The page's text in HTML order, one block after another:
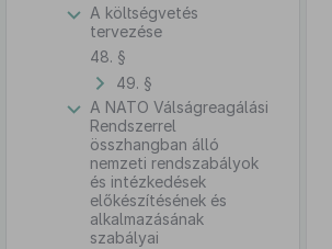
A költségvetés
tervezése
48. §
49. §
A NATO Válságreagálási
Rendszerrel
összhangban álló
nemzeti rendszabályok
és intézkedések
előkészítésének és
alkalmazásának
szabályai